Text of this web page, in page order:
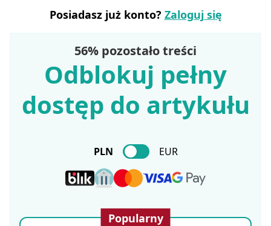
Posiadasz już konto? Zaloguj się
56% pozostało treści
Odblokuj pełny
dostęp do artykułu
PLN EUR
Popularny